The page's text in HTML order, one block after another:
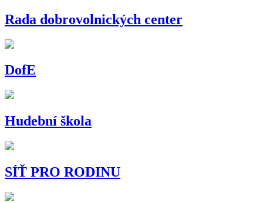
Rada dobrovolnických center
DofE
Hudební škola
SÍŤ PRO RODINU